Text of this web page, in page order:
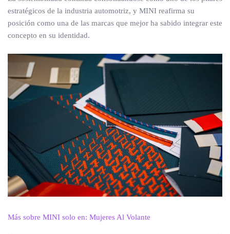
estratégicos de la industria automotriz, y MINI reafirma su
posición como una de las marcas que mejor ha sabido integrar este
concepto en su identidad.
Más sobre MINI solo en: Mujeres Al Volante